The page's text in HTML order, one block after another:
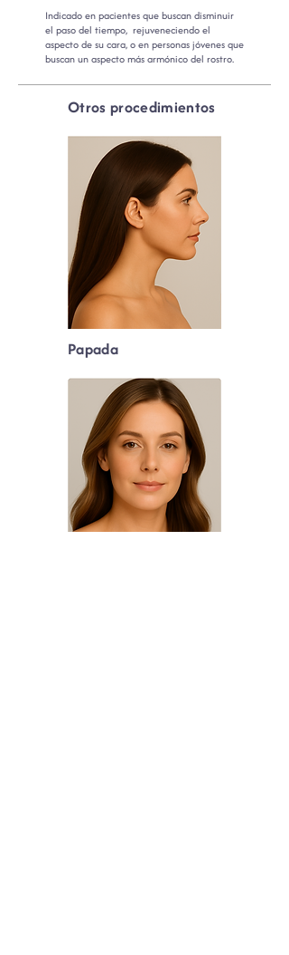
Indicado en pacientes que buscan disminuir
el paso del tiempo, rejuveneciendo el
aspecto de su cara, o en personas jóvenes que
buscan un aspecto más armónico del rostro.
Otros procedimientos
Papada